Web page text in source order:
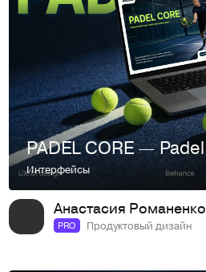
Интерфейсы
Анастасия Романенко
PRO Продуктовый дизайн